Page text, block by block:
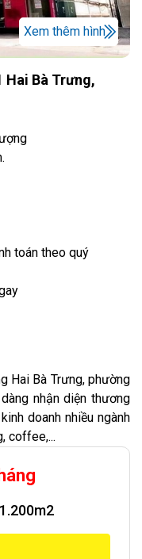
Xem thêm hình
Bà Trưng,
toán theo quý
Hai Bà Trưng, phường
nhận diện thương
doanh nhiều ngành
coffee,...
1.200m2